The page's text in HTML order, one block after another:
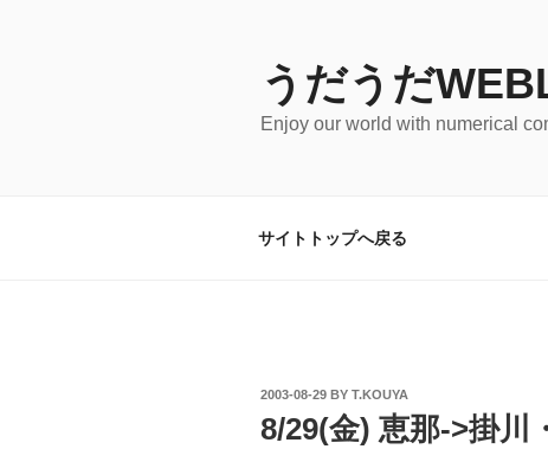
うだうだ
Enjoy our world with numerical
サイトトップへ戻る
POSTED
2003-08-29 BY T.KOUYA
8/29(金) 恵那->掛川